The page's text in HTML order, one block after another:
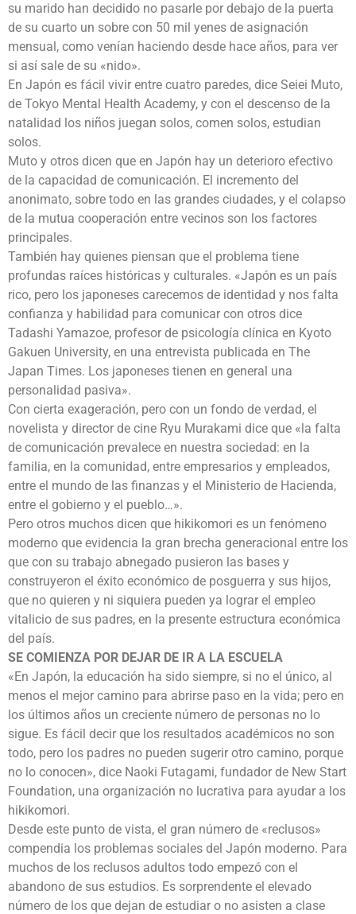
su marido han decidido no pasarle por debajo de la puerta
de su cuarto un sobre con 50 mil yenes de asignación
mensual, como venían haciendo desde hace años, para ver
si así sale de su «nido».
En Japón es fácil vivir entre cuatro paredes, dice Seiei Muto,
de Tokyo Mental Health Academy, y con el descenso de la
natalidad los niños juegan solos, comen solos, estudian
solos.
Muto y otros dicen que en Japón hay un deterioro efectivo
de la capacidad de comunicación. El incremento del
anonimato, sobre todo en las grandes ciudades, y el colapso
de la mutua cooperación entre vecinos son los factores
principales.
También hay quienes piensan que el problema tiene
profundas raíces históricas y culturales. «Japón es un país
rico, pero los japoneses carecemos de identidad y nos falta
confianza y habilidad para comunicar con otros dice
Tadashi Yamazoe, profesor de psicología clínica en Kyoto
Gakuen University, en una entrevista publicada en The
Japan Times. Los japoneses tienen en general una
personalidad pasiva».
Con cierta exageración, pero con un fondo de verdad, el
novelista y director de cine Ryu Murakami dice que «la falta
de comunicación prevalece en nuestra sociedad: en la
familia, en la comunidad, entre empresarios y empleados,
entre el mundo de las finanzas y el Ministerio de Hacienda,
entre el gobierno y el pueblo…».
Pero otros muchos dicen que hikikomori es un fenómeno
moderno que evidencia la gran brecha generacional entre los
que con su trabajo abnegado pusieron las bases y
construyeron el éxito económico de posguerra y sus hijos,
que no quieren y ni siquiera pueden ya lograr el empleo
vitalicio de sus padres, en la presente estructura económica
del país.
SE COMIENZA POR DEJAR DE IR A LA ESCUELA
«En Japón, la educación ha sido siempre, si no el único, al
menos el mejor camino para abrirse paso en la vida; pero en
los últimos años un creciente número de personas no lo
sigue. Es fácil decir que los resultados académicos no son
todo, pero los padres no pueden sugerir otro camino, porque
no lo conocen», dice Naoki Futagami, fundador de New Start
Foundation, una organización no lucrativa para ayudar a los
hikikomori.
Desde este punto de vista, el gran número de «reclusos»
compendia los problemas sociales del Japón moderno. Para
muchos de los reclusos adultos todo empezó con el
abandono de sus estudios. Es sorprendente el elevado
número de los que dejan de estudiar o no asisten a clase